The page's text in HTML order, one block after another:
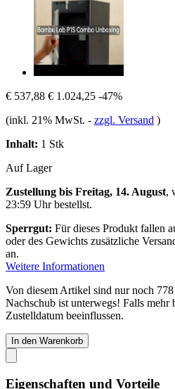
€ 537,88 € 1.024,25 -47%
(inkl. 21% MwSt. - zzgl. Versand )
Inhalt: 1 Stk
Auf Lager
Zustellung bis Freitag, 14. August,
23:59 Uhrbestellst.
Sperrgut: Für dieses Produkt fallen
oder des Gewichts zusätzliche
an.
Weitere Informationen
Von diesem Artikel sind nur noch
Nachschub ist unterwegs! Falls mehr
Zustelldatum beeinflussen.
In den Warenkorb
Eigenschaften und Vorteile